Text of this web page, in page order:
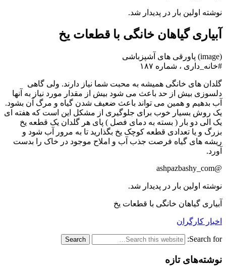
نوشته اولین بار در پدیدار شد.
آبیاری گیاهان خانگی با قطعات یخ
(image) پاورقی های آشپزباشی
#خانه_داری ، شماره ۱۸۷
گلدان های خانگی همیشه به محبت شما نیاز دارند. ولی گاهی
دلسوزی بیش از حد باعث می شود بیش از مقدار مورد نیاز به آنها
آب بدهیم و همین می تواند باعث ضعیف شدن گیاه و مرگ آن بشود.
یک روش بسیار خوب برای جلوگیری از مشکل این است که هفته ای
یک الی دو بار ( بسته به دمای فصل ) پای هر گلدان یک قطعه یخ
بزرگ و یا تعدادی قطعه کوچک یخ بگذارید تا به مرور آب شود و
ریشه های گیاه فرصت جذب آب و املاح موجود در خاک را بدست
آورد.
@ashpazbashy_com
نوشته اولین بار در پدیدار شد.
آبیاری گیاهان خانگی با قطعات یخ
اخبار کارگران
Search for:
نوشته‌های تازه